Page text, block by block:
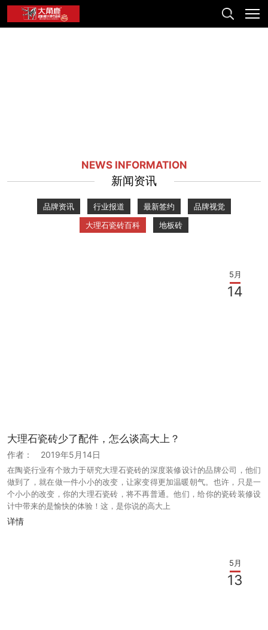
NEWS INFORMATION
新闻资讯
品牌资讯 行业报道 最新签约
品牌视觉
大理石瓷砖百科
地板砖
大理石瓷砖少了配件，怎么谈高大上？
作者： 2019年5月14日
在陶瓷行业有个致力于研究大理石瓷砖的深度装修设计的品牌公司，他们
做到了，就在做一件小小的改变，让家变得更加温暖朝气。也许，只是一
个小小的改变，你的大理石瓷砖，将不再普通。他们，给你的瓷砖装修设
计中带来的是愉快的体验！这，是你说的高大上
5月
14
详情
5月
13